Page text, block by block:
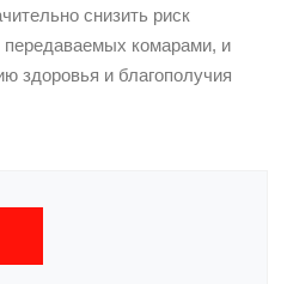
снизить риск
передаваемых комарами, и
здоровья и благополучия